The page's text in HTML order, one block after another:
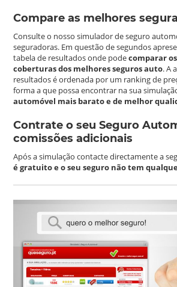
Compare as melhores
Consulte o nosso simulador de seguro
seguradoras. Em questão de segundos
tabela de resultados onde podecomparar
coberturas dos melhores seguros auto. A
resultados é ordenada por um ranking de
forma a que possa encontrar na sua
automóvel mais barato e de melhor
Contrate o seu Seguro
comissões adicionais
Após a simulação contacte directamente a
é gratuito e o seu seguro não tem